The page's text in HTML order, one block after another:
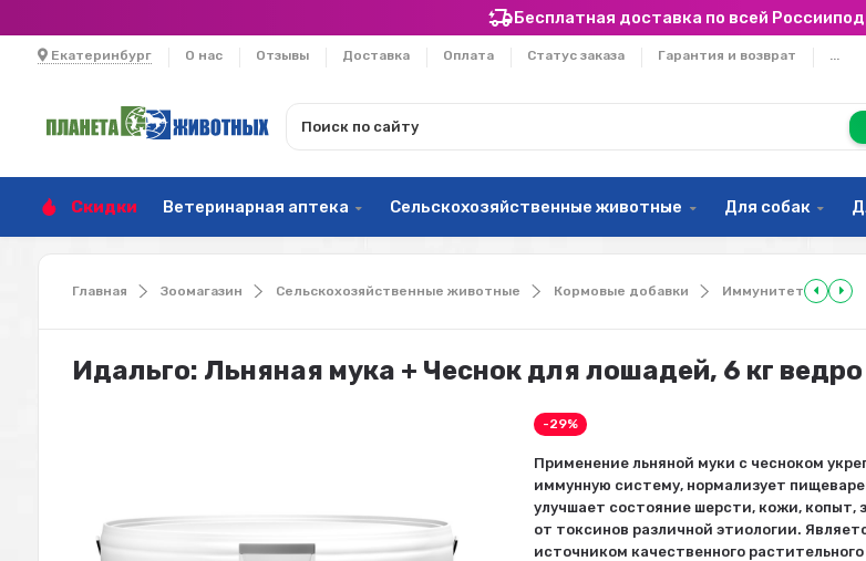
Бесплатная доставка по всей России
Екатеринбург О нас Отзывы Доставка Оплата Статус заказа Гарантия и возврат ...
Скидки Ветеринарная аптека Сельскохозяйственные животные Для собак
Главная Зоомагазин Сельскохозяйственные животные Кормовые добавки Иммунитет
Идальго: Льняная мука + Чеснок для лошадей, 6 кг ведро
-29%
Применение льняной муки с чесноком
иммунную систему, нормализует
улучшает состояние шерсти, кожи, копыт,
от токсинов различной этиологии.
источником качественного